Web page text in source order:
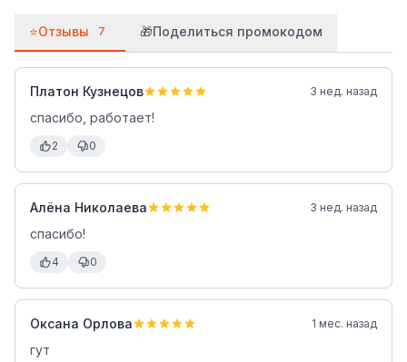
⭐Отзывы 7 🎁Поделиться промокодом
Платон Кузнецов 3 нед. назад
спасибо, работает!
2 0
Алёна Николаева 3 нед. назад
спасибо!
4 0
Оксана Орлова 1 мес. назад
гут